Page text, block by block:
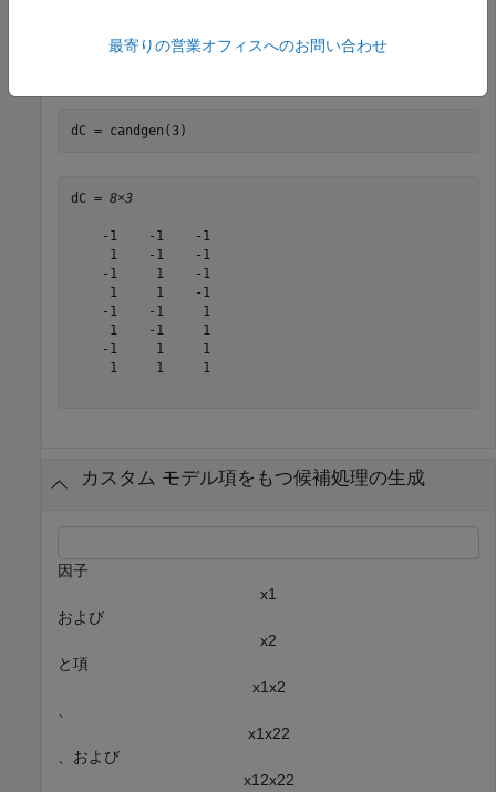
3 因子の線形加法モデルに対する候補処理のセットを生成し
dC = candgen(3)
dC = 8×3
    -1    -1    -1
     1    -1    -1
    -1     1    -1
     1     1    -1
    -1    -1     1
     1    -1     1
    -1     1     1
     1     1     1
カスタム モデル項をもつ候補処理の生成
因子
x1
および
x2
と項
x1x2
x1x22
、および
x1 2x22
最寄りの営業オフィスへのお問い合わせ